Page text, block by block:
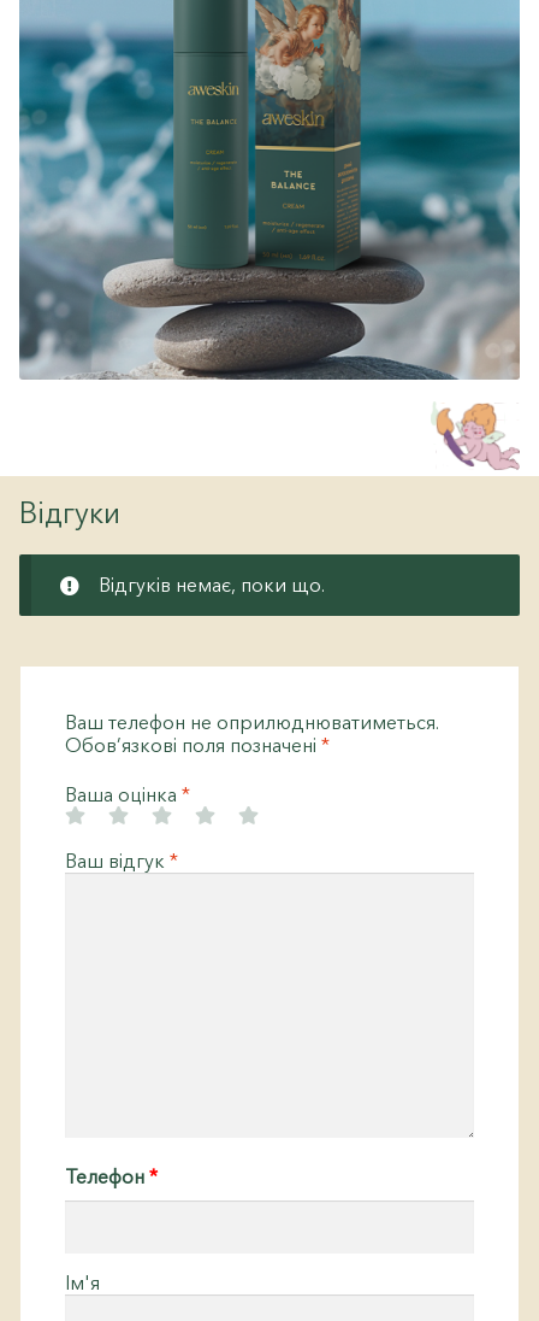
Відгуки
Відгуків немає, поки що.
Ваш телефон не оприлюднюватиметься.
Обов’язкові поля позначені *
Ваша оцінка *
Ваш відгук *
Телефон *
Ім'я